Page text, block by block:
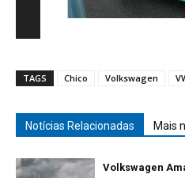
TAGS Chico Volkswagen
Notícias Relacionadas Mais
Volkswagen